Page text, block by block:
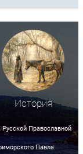
История
Православной
Павла.